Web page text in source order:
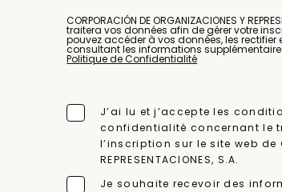
CORPORACIÓN DE ORGANIZACIONES Y
traitera vos données afin de gérer votre
pouvez accéder à vos données, les rectifier
consultant les informations
Politique de Confidentialité
J’ai lu et j’accepte les
confidentialité concernant le
l’inscription sur le site web de
REPRESENTACIONES, S.A.
Je souhaite recevoir des